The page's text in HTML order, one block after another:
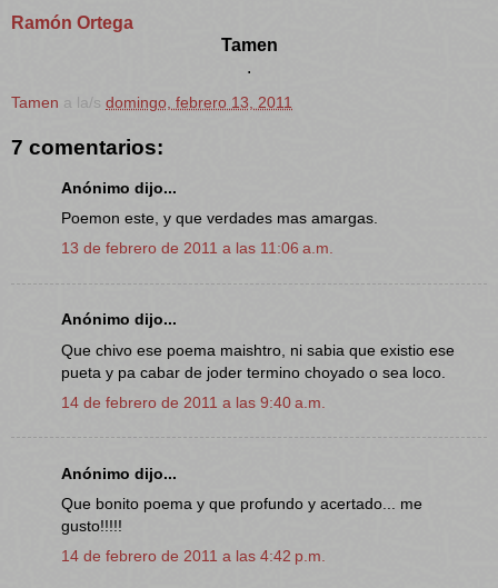
Ramón Ortega
Tamen
.
Tamen a la/s domingo, febrero 13, 2011
7 comentarios:
Anónimo dijo...
Poemon este, y que verdades mas amargas.
13 de febrero de 2011 a las 11:06 a.m.
Anónimo dijo...
Que chivo ese poema maishtro, ni sabia que existio ese
pueta y pa cabar de joder termino choyado o sea loco.
14 de febrero de 2011 a las 9:40 a.m.
Anónimo dijo...
Que bonito poema y que profundo y acertado... me
gusto!!!!!
14 de febrero de 2011 a las 4:42 p.m.